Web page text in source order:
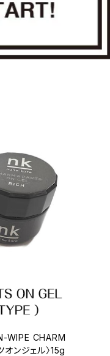
WIPE CHARM
ンジェル〉15g